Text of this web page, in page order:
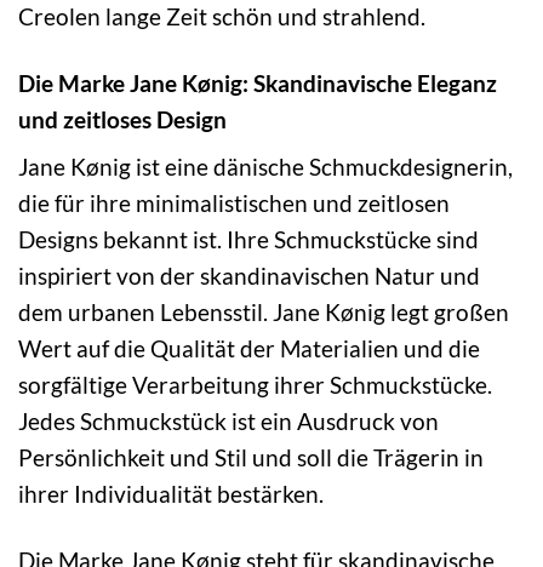
Creolen lange Zeit schön und strahlend.
Die Marke Jane Kønig: Skandinavische Eleganz
und zeitloses Design
Jane Kønig ist eine dänische Schmuckdesignerin,
die für ihre minimalistischen und zeitlosen
Designs bekannt ist. Ihre Schmuckstücke sind
inspiriert von der skandinavischen Natur und
dem urbanen Lebensstil. Jane Kønig legt großen
Wert auf die Qualität der Materialien und die
sorgfältige Verarbeitung ihrer Schmuckstücke.
Jedes Schmuckstück ist ein Ausdruck von
Persönlichkeit und Stil und soll die Trägerin in
ihrer Individualität bestärken.
Die Marke Jane Kønig steht für skandinavische